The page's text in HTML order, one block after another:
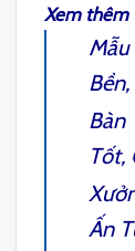
Xem thêm
Mẫu
Bàn
Tốt,
Ấn